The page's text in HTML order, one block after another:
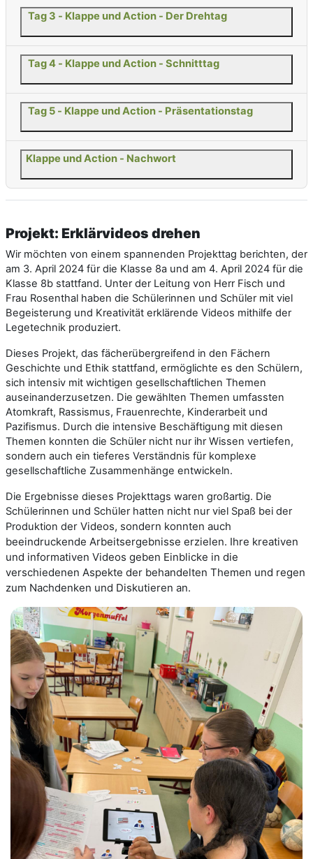
Tag 3 - Klappe und Action - Der Drehtag
Tag 4 - Klappe und Action - Schnitttag
Tag 5 - Klappe und Action - Präsentationstag
Klappe und Action - Nachwort
Projekt: Erklärvideos drehen
Wir möchten von einem spannenden Projekttag berichten, der
am 3. April 2024 für die Klasse 8a und am 4. April 2024 für die
Klasse 8b stattfand. Unter der Leitung von Herr Fisch und
Frau Rosenthal haben die Schülerinnen und Schüler mit viel
Begeisterung und Kreativität erklärende Videos mithilfe der
Legetechnik produziert.
Dieses Projekt, das fächerübergreifend in den Fächern
Geschichte und Ethik stattfand, ermöglichte es den Schülern,
sich intensiv mit wichtigen gesellschaftlichen Themen
auseinanderzusetzen. Die gewählten Themen umfassten
Atomkraft, Rassismus, Frauenrechte, Kinderarbeit und
Pazifismus. Durch die intensive Beschäftigung mit diesen
Themen konnten die Schüler nicht nur ihr Wissen vertiefen,
sondern auch ein tieferes Verständnis für komplexe
gesellschaftliche Zusammenhänge entwickeln.
Die Ergebnisse dieses Projekttags waren großartig. Die
Schülerinnen und Schüler hatten nicht nur viel Spaß bei der
Produktion der Videos, sondern konnten auch
beeindruckende Arbeitsergebnisse erzielen. Ihre kreativen
und informativen Videos geben Einblicke in die
verschiedenen Aspekte der behandelten Themen und regen
zum Nachdenken und Diskutieren an.